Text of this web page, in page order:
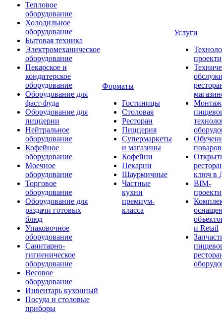
Тепловое
оборудование
Холодильное
оборудование
Бытовая техника
Электромеханическое
оборудование
Пекарское и
кондитерское
оборудование
Оборудование для
фаст-фуда
Оборудование для
пиццерии
Нейтральное
оборудование
Кофейное
оборудование
Моечное
оборудование
Торговое
оборудование
Оборудование для
раздачи готовых
блюд
Упаковочное
оборудование
Санитарно-
гигиеническое
оборудование
Весовое
оборудование
Инвентарь кухонный
Посуда и столовые
приборы
Форматы
Гостиницы
Столовая
Ресторан
Пиццерия
Супермаркеты
и магазины
Кофейни
Пекарни
Шаурмичные
Частные
кухни
премиум-
класса
Услуги
Монтаж
поваров
ключ в
BIM-
и Retail